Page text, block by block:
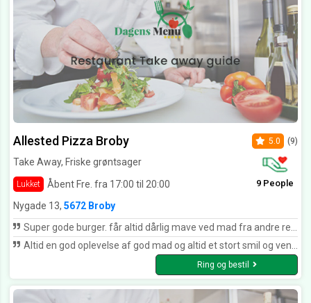
Allested Pizza Broby
Take Away, Friske grøntsager
Lukket Åbent Fre. fra 17:00 til 20:00
5.0 (9)
9 People
Nygade 13, 5672 Broby
Super gode burger. får altid dårlig mave ved mad fra andre restauranter og pizzarier. Denne burger ligger godt i maven og var den bedste som jeg har smagt i mange år. Vi kommer igen. Dog skal i tilføje nogen pastaretter. så kommer konen også :)
Altid en god oplevelse af god mad og altid et stort smil og venlig betjening.
Ring og bestil